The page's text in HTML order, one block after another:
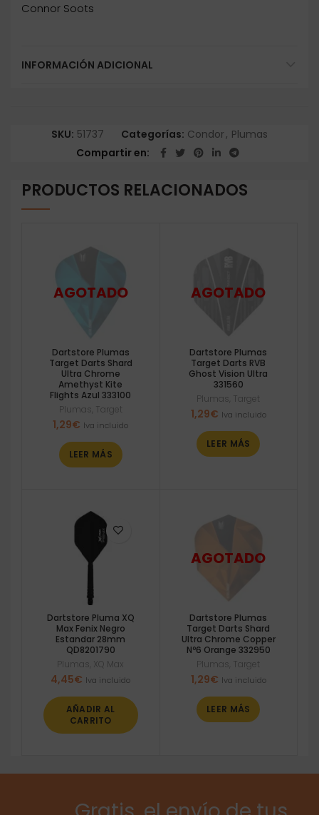
Connor Soots
INFORMACIÓN ADICIONAL
SKU: 51737 Categorías: Condor, Plumas
Compartir en
PRODUCTOS RELACIONADOS
Dartstore Plumas
Target Darts Shard
Ultra Chrome
Amethyst Kite
Flights Azul 333100
Plumas Target
1,29€ Iva incluido
LEER MÁS
Dartstore Plumas
Target Darts RVB
Ghost Vision Ultra
331560
Plumas Target
1,29€ Iva incluido
LEER MÁS
Dartstore Pluma XQ
Max Fenix Negro
Estandar 28mm
QD8201790
Plumas XQ Max
4,45€ Iva incluido
AÑADIR AL
CARRITO
Dartstore Plumas
Target Darts Shard
Ultra Chrome Copper
Nº6 Orange 332950
Plumas Target
1,29€ Iva incluido
LEER MÁS